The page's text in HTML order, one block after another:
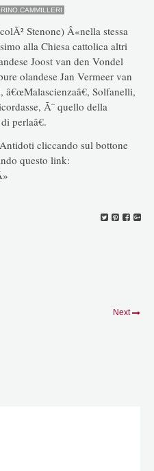
RINO.CAMMILLERI
Stenone) Â«nella stessa
alla Chiesa cattolica altri
Joost van den Vondel
olandese Jan Vermeer van
Solfanelli,
Ã¨ quello della
perlaâ€.
cliccando sul bottone
questo link:
Next